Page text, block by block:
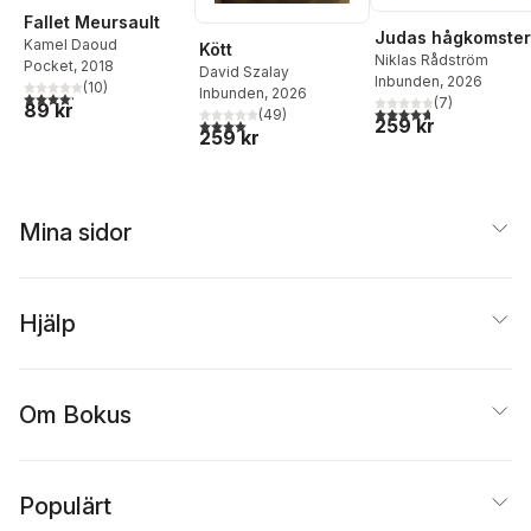
Fallet Meursault
Kamel Daoud
Pocket, 2018
4,2utav 5 stjärnor. Totalt antal röster:
(10)
89 kr
Kött
David Szalay
Inbunden, 2026
4,0utav 5 stjärnor. Totalt antal röster:
(49)
259 kr
Judas hågkomster
Niklas Rådström
Inbunden, 2026
4,7utav 5 stjärnor.
(7)
259 kr
Mina sidor
Hjälp
Om Bokus
Populärt